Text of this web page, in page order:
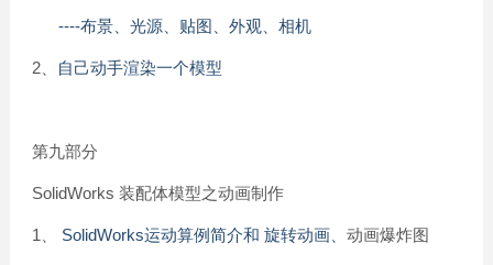
----布景、光源、贴图、外观、相机
2、 自己动手渲染一个模型
第九部分
SolidWorks 装配体模型之动画制作
1、 SolidWorks运动算例简介和 旋转动画、 动画爆炸图